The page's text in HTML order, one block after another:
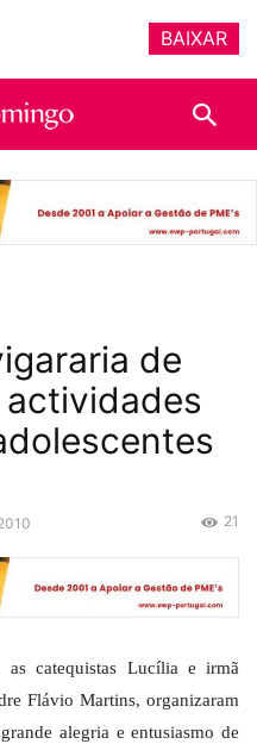
de
actividades
21
catequistas Lucília e irmã
Flávio Martins, organizaram
alegria e entusiasmo de
BAIXAR